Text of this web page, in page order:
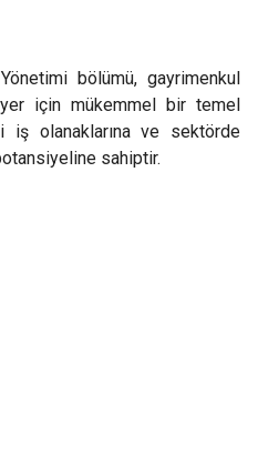
bölümü, gayrimenkul
için mükemmel bir temel
iş olanaklarına ve sektörde
sahiptir.